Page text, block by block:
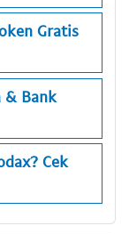
Gratis
& Bank
Cek